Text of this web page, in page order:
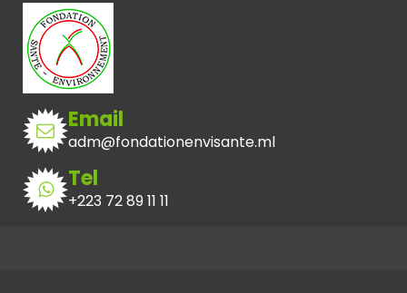
Email
adm@fondationenvisante.ml
Tel
+223 72 89 11 11